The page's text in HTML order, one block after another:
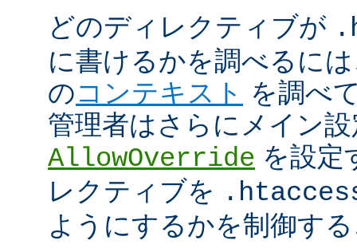
どのディレクティブが
に書けるかを調べるに
のコンテキスト を調べ
管理者はさらにメイン
AllowOverride を設定
レクティブを
ようにするかを制御す